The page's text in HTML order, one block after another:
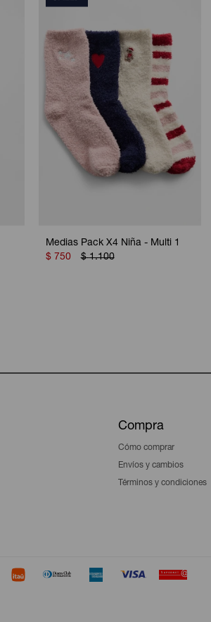
Medias Pack X4 Niña - Multi 1
$ 750 $ 1.100
Compra
Cómo comprar
Envíos y cambios
Términos y condiciones